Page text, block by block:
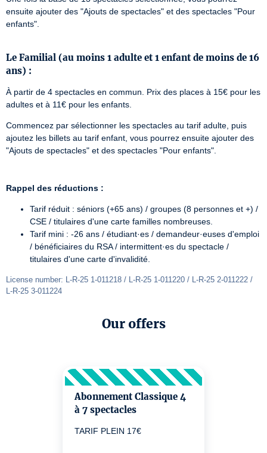
ensuite ajouter des "Ajouts de spectacles" et des spectacles "Pour
enfants".
Le Familial (au moins 1 adulte et 1 enfant de moins de 16
ans) :
À partir de 4 spectacles en commun. Prix des places à 15€ pour les
adultes et à 11€ pour les enfants.
Commencez par sélectionner les spectacles au tarif adulte, puis
ajoutez les billets au tarif enfant, vous pourrez ensuite ajouter des
"Ajouts de spectacles" et des spectacles "Pour enfants".
Rappel des réductions :
Tarif réduit : séniors (+65 ans) / groupes (8 personnes et +) /
CSE / titulaires d'une carte familles nombreuses.
Tarif mini : -26 ans / étudiant·es / demandeur·euses d'emploi
/ bénéficiaires du RSA / intermittent·es du spectacle /
titulaires d'une carte d'invalidité.
License number: L-R-25 1-011218 / L-R-25 1-011220 / L-R-25 2-011222 /
L-R-25 3-011224
Our offers
Abonnement Classique 4
à 7 spectacles
TARIF PLEIN 17€